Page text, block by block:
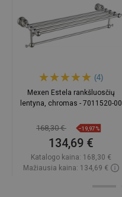
(4)
Mexen Estela rankšluosčių
lentyna, chromas - 7011520-00
168,30 € −19,97%
134,69 €
Katalogo kaina: 168,30 €
Mažiausia kaina: 134,69 €